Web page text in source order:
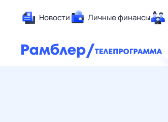
Новости Личные финансы